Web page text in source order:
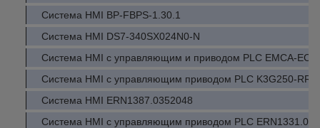
Система HMI BP-FBPS-1.30.1
Система HMI DS7-340SX024N0-N
Система HMI с управляющим и приводом PLC EMCA-EC-
Система HMI с управляющим приводом PLC K3G250-
Система HMI ERN1387.0352048
Система HMI с управляющим приводом PLC